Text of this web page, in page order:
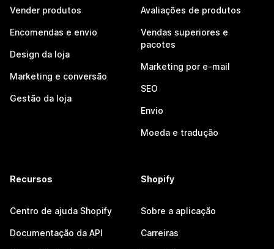
Vender produtos
Encomendas e envio
Design da loja
Marketing e conversão
Gestão da loja
Avaliações de produtos
Vendas superiores e
pacotes
Marketing por e-mail
SEO
Envio
Moeda e tradução
Recursos
Centro de ajuda Shopify
Documentação da API
Shopify
Sobre a aplicação
Carreiras